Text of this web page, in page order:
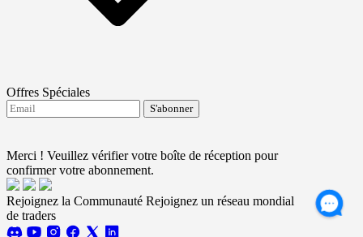
Offres Spéciales
S'abonner
Merci ! Veuillez vérifier votre boîte de réception pour
confirmer votre abonnement.
Rejoignez la Communauté Rejoignez un réseau mondial
de traders